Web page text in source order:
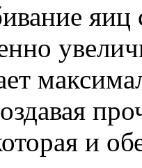
яиц
и